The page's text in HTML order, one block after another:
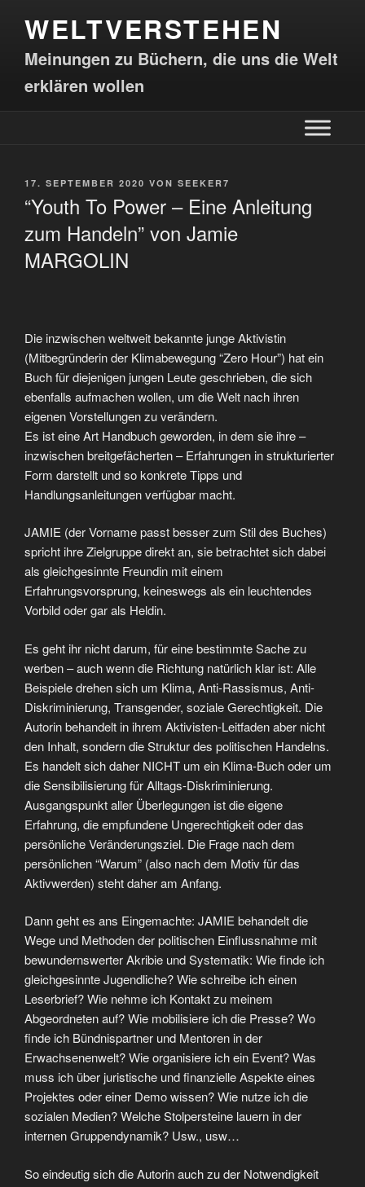
WELTVERSTEHEN
Meinungen zu Büchern, die uns die Welt
erklären wollen
17. SEPTEMBER 2020 VON SEEKER7
“Youth To Power – Eine Anleitung
zum Handeln” von Jamie
MARGOLIN
Die inzwischen weltweit bekannte junge Aktivistin
(Mitbegründerin der Klimabewegung “Zero Hour”) hat ein
Buch für diejenigen jungen Leute geschrieben, die sich
ebenfalls aufmachen wollen, um die Welt nach ihren
eigenen Vorstellungen zu verändern.
Es ist eine Art Handbuch geworden, in dem sie ihre –
inzwischen breitgefächerten – Erfahrungen in strukturierter
Form darstellt und so konkrete Tipps und
Handlungsanleitungen verfügbar macht.
JAMIE (der Vorname passt besser zum Stil des Buches)
spricht ihre Zielgruppe direkt an, sie betrachtet sich dabei
als gleichgesinnte Freundin mit einem
Erfahrungsvorsprung, keineswegs als ein leuchtendes
Vorbild oder gar als Heldin.
Es geht ihr nicht darum, für eine bestimmte Sache zu
werben – auch wenn die Richtung natürlich klar ist: Alle
Beispiele drehen sich um Klima, Anti-Rassismus, Anti-
Diskriminierung, Transgender, soziale Gerechtigkeit. Die
Autorin behandelt in ihrem Aktivisten-Leitfaden aber nicht
den Inhalt, sondern die Struktur des politischen Handelns.
Es handelt sich daher NICHT um ein Klima-Buch oder um
die Sensibilisierung für Alltags-Diskriminierung.
Ausgangspunkt aller Überlegungen ist die eigene
Erfahrung, die empfundene Ungerechtigkeit oder das
persönliche Veränderungsziel. Die Frage nach dem
persönlichen “Warum” (also nach dem Motiv für das
Aktivwerden) steht daher am Anfang.
Dann geht es ans Eingemachte: JAMIE behandelt die
Wege und Methoden der politischen Einflussnahme mit
bewundernswerter Akribie und Systematik: Wie finde ich
gleichgesinnte Jugendliche? Wie schreibe ich einen
Leserbrief? Wie nehme ich Kontakt zu meinem
Abgeordneten auf? Wie mobilisiere ich die Presse? Wo
finde ich Bündnispartner und Mentoren in der
Erwachsenenwelt? Wie organisiere ich ein Event? Was
muss ich über juristische und finanzielle Aspekte eines
Projektes oder einer Demo wissen? Wie nutze ich die
sozialen Medien? Welche Stolpersteine lauern in der
internen Gruppendynamik? Usw., usw…
So eindeutig sich die Autorin auch zu der Notwendigkeit